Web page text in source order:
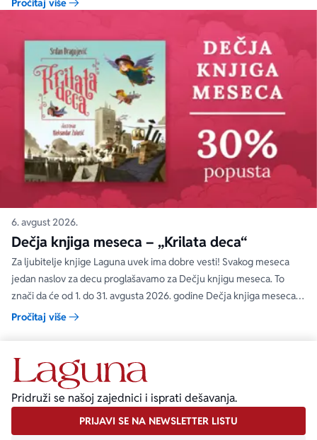
Pročitaj više
6. avgust 2026.
Dečja knjiga meseca – „Krilata deca“
Za ljubitelje knjige Laguna uvek ima dobre vesti! Svakog meseca
jedan naslov za decu proglašavamo za Dečju knjigu meseca. To
znači da će od 1. do 31. avgusta 2026. godine Dečja knjiga meseca
moći da se kupi na specijalnom popustu od 30%. Uz ovaj popust ne
Pročitaj više
Pridruži se našoj zajednici i isprati dešavanja.
PRIJAVI SE NA NEWSLETTER LISTU